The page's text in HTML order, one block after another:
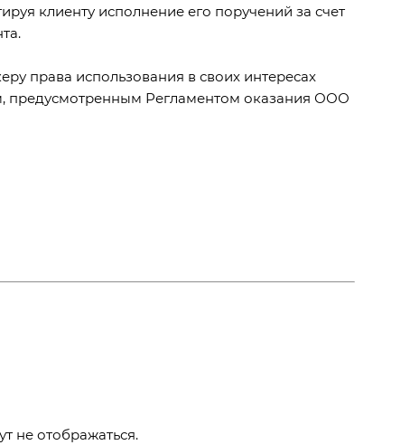
клиенту исполнение его поручений за счет
права использования в своих интересах
предусмотренным Регламентом оказания ООО
не отображаться.